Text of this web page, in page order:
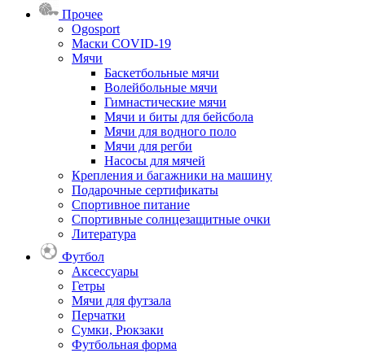
Прочее
Ogosport
Маски COVID-19
Мячи
Баскетбольные мячи
Волейбольные мячи
Гимнастические мячи
Мячи и биты для бейсбола
Мячи для водного поло
Мячи для регби
Насосы для мячей
Крепления и багажники на машину
Подарочные сертификаты
Спортивное питание
Спортивные солнцезащитные очки
Литература
Футбол
Аксессуары
Гетры
Мячи для футзала
Перчатки
Сумки, Рюкзаки
Футбольная форма